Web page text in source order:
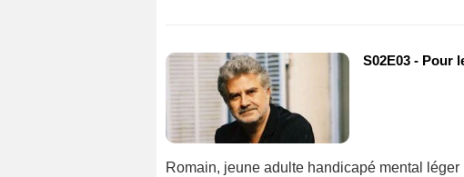
S02E03 - Pour
Romain, jeune adulte handicapé mental